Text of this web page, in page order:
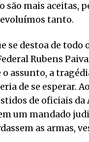
são mais aceitas,
tanto.
se destoa de todo
Rubens
assunto, a
de se esperar.
de oficiais
um mandado
as armas,